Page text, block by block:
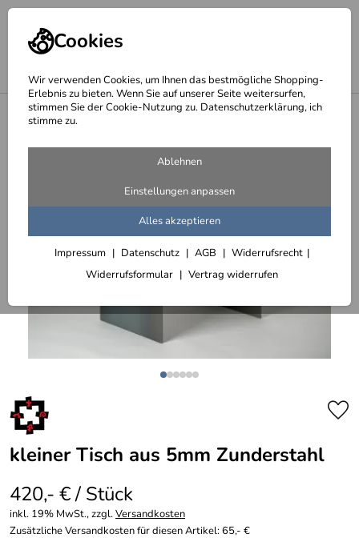
Cookies
Wir verwenden Cookies, um Ihnen das bestmögliche Shopping-
Erlebnis zu bieten. Wenn Sie auf unserer Seite weitersurfen,
stimmen Sie der Cookie-Nutzung zu. Datenschutzerklärung, ich
stimme zu.
Ablehnen
Einstellungen anpassen
Alles akzeptieren
Impressum Datenschutz AGB
Widerrufsrecht
Widerrufsformular
Vertrag widerrufen
Tische und Tischgestelle
kleiner Tisch aus 5mm Zunderstahl
420,- € / Stück
inkl. 19% MwSt., zzgl.Versandkosten
Zusätzliche Versandkosten für diesen Artikel: 65,- €